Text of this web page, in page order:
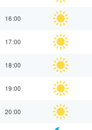
16:00
17:00
18:00
19:00
20:00